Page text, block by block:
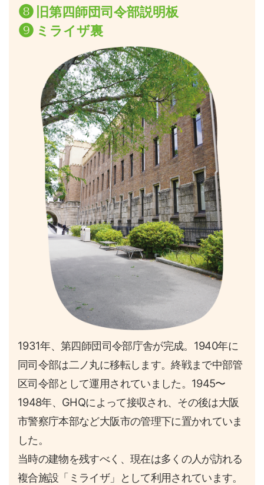
❽ 旧第四師団司令部説明板
❾ ミライザ裏
1931年、第四師団司令部庁舎が完成。1940年に
同司令部は二ノ丸に移転します。終戦まで中部管
区司令部として運用されていました。1945〜
1948年、GHQによって接収され、その後は大阪
市警察庁本部など大阪市の管理下に置かれていま
した。
当時の建物を残すべく、現在は多くの人が訪れる
複合施設「ミライザ」として利用されています。